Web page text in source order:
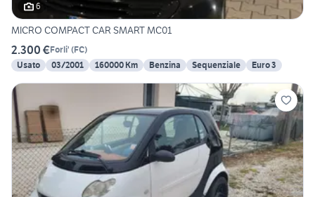
6
MICRO COMPACT CAR SMART MC01
2.300 €Forli' (FC)
Usato
03/2001 160000 Km Benzina Sequenziale Euro 3